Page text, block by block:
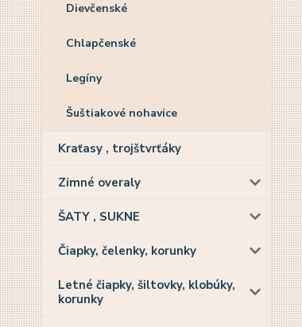
Dievčenské
Chlapčenské
Legíny
Šuštiakové nohavice
Kraťasy , trojštvrťáky
Zimné overaly
ŠATY , SUKNE
Čiapky, čelenky, korunky
Letné čiapky, šiltovky, klobúky,
korunky